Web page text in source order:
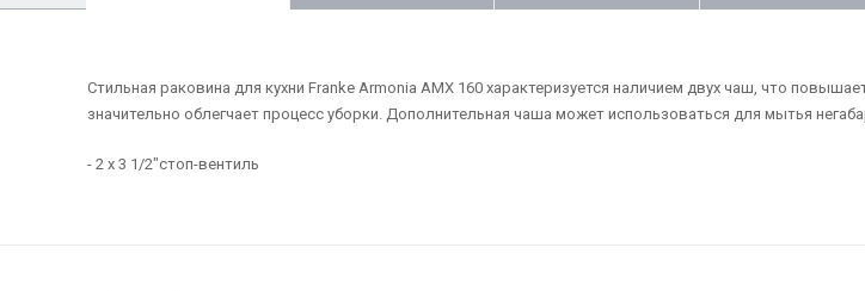
Стильная раковина для кухни Franke Armonia AMX 160 характеризуется наличием двух чаш, что
значительно облегчает процесс уборки. Дополнительная чаша может использоваться для мытья
- 2 х 3 1/2"стоп-вентиль